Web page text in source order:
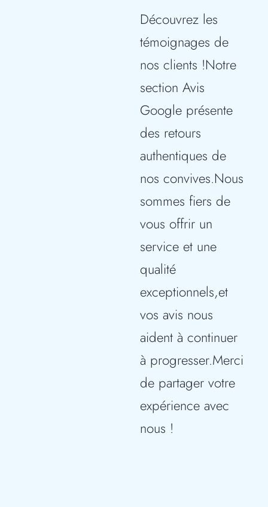
Découvrez les
témoignages de
nos clients !​​Notre
section ​​Avis
Google​​ présente
des retours
authentiques de
nos convives.Nous
sommes fiers de
vous offrir un
service et une
qualité
exceptionnels,et
vos avis nous
aident à continuer
à progresser.Merci
de partager votre
expérience avec
nous !